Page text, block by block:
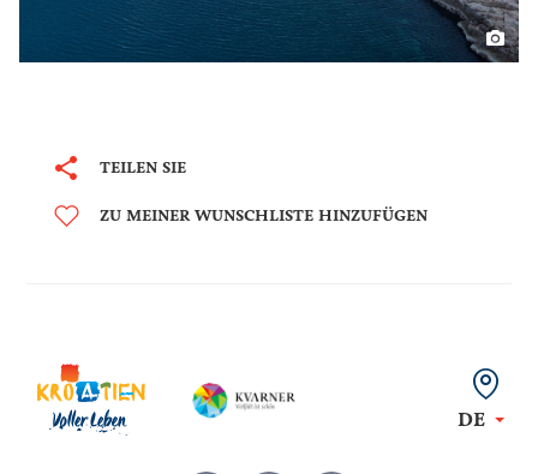
TEILEN SIE
ZU MEINER WUNSCHLISTE HINZUFÜGEN
DE